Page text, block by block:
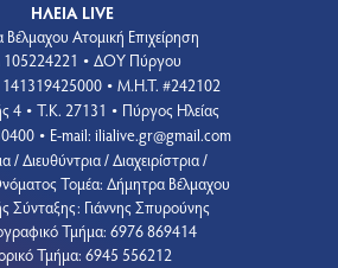
ΗΛΕΙΑ LIVE
Ατομική Επιχείρηση
• ΔΟΥ Πύργου
• Μ.Η.Τ. #242102
4 • Τ.Κ. 27131 • Πύργος Ηλείας
• E-mail: ilialive.gr@gmail.com
/ Διευθύντρια / Διαχειρίστρια /
Τομέα: Δήμητρα Βέλμαχου
Σύνταξης: Γιάννης Σπυρούνης
Τμήμα: 6976 869414
Τμήμα: 6945 556212